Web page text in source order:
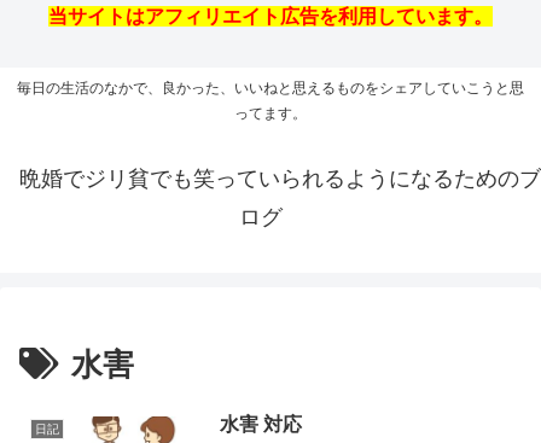
当サイトはアフィリエイト広告を利用しています。
毎日の生活のなかで、良かった、いいねと思えるものをシェアしていこうと思
ってます。
晩婚でジリ貧でも笑っていられるようになるためのブ
ログ
水害
日記 水害 対応